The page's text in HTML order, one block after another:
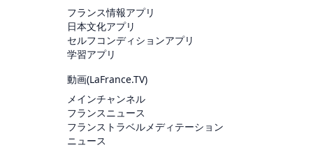
フランス情報アプリ
日本文化アプリ
セルフコンディションアプリ
学習アプリ
動画(LaFrance.TV)
メインチャンネル
フランスニュース
フランストラベルメディテーション
ニュース